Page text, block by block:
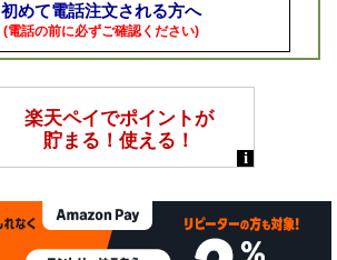
初めて電話注文される方へ
(電話の前に必ずご確認ください)